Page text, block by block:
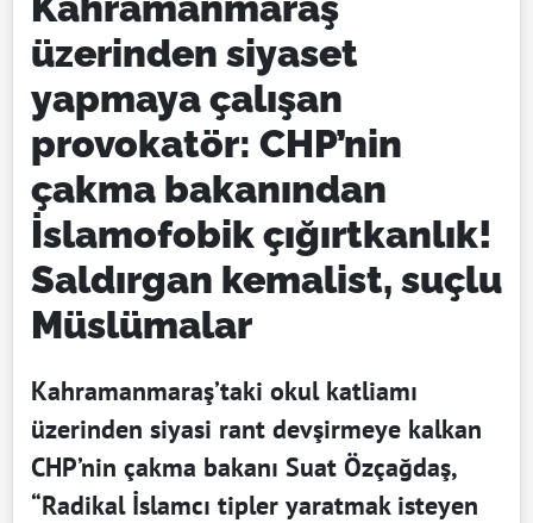
üzerinden siyaset
yapmaya çalışan
provokatör: CHP’nin
çakma bakanından
İslamofobik çığırtkanlık!
Saldırgan kemalist, suçlu
Müslümalar
Kahramanmaraş’taki okul katliamı
üzerinden siyasi rant devşirmeye kalkan
CHP’nin çakma bakanı Suat Özçağdaş,
“Radikal İslamcı tipler yaratmak isteyen